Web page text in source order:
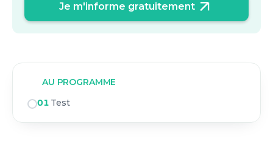
Je m'informe gratuitement
AU PROGRAMME
01 Test